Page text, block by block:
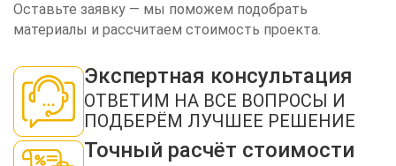
Оставьте заявку — мы поможем подобрать
материалы и рассчитаем стоимость проекта.
Экспертная консультация
ОТВЕТИМ НА ВСЕ ВОПРОСЫ И
ПОДБЕРЁМ ЛУЧШЕЕ РЕШЕНИЕ
Точный расчёт стоимости